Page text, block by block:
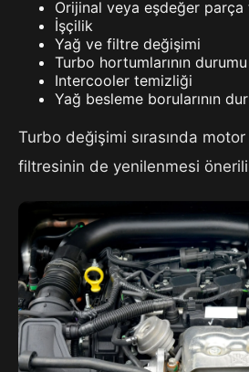
Orijinal veya eşdeğer parça
İşçilik
Yağ ve filtre değişimi
Turbo hortumlarının durumu
Intercooler temizliği
Yağ besleme borularının
Turbo değişimi sırasında motor
filtresinin de yenilenmesi